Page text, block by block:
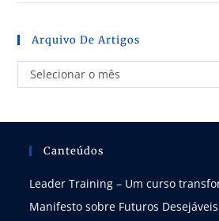
Arquivo De Artigos
Selecionar o mês
Canteúdos
Leader Training – Um curso
Manifesto sobre Futuros Desejáveis